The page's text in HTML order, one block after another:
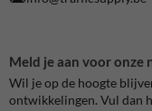
Meld je aan voor onze
Wil je op de hoogte
ontwikkelingen. Vul dan